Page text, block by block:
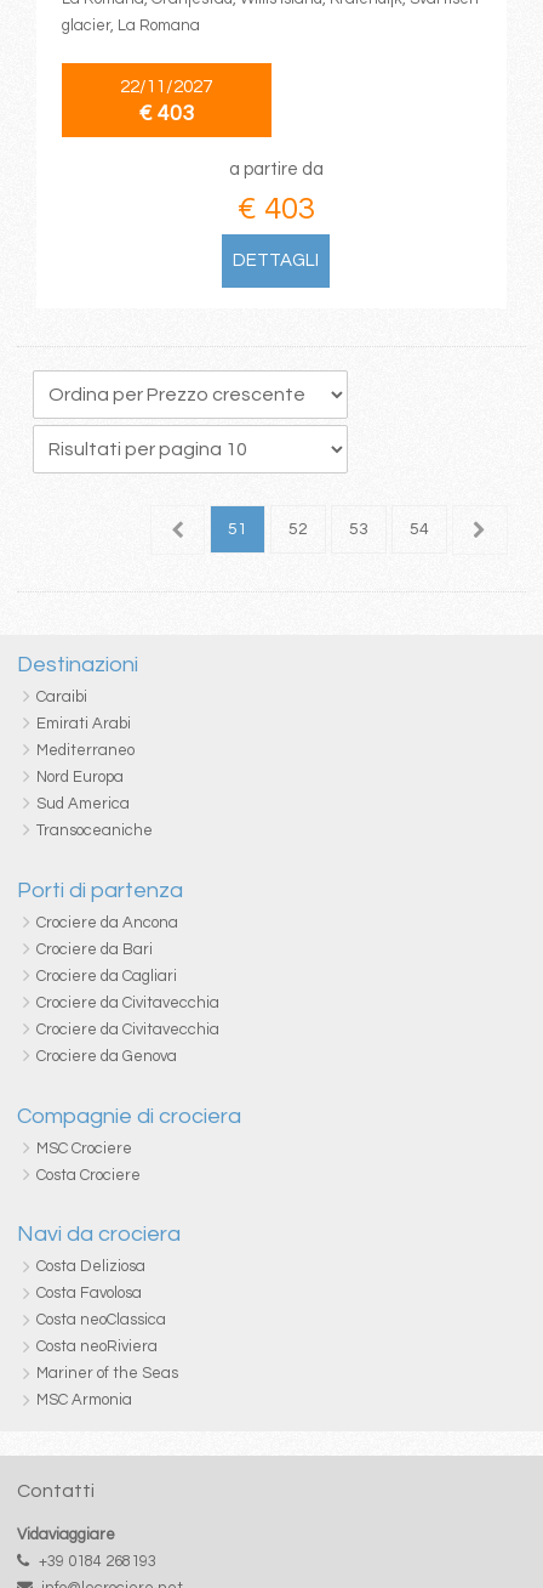
glacier, La Romana
22/11/2027
€ 403
a partire da
€ 403
DETTAGLI
50 51 52 53 54 55
Destinazioni
Caraibi
Emirati Arabi
Mediterraneo
Nord Europa
Sud America
Transoceaniche
Porti di partenza
Crociere da Ancona
Crociere da Bari
Crociere da Cagliari
Crociere da Civitavecchia
Crociere da Civitavecchia
Crociere da Genova
Compagnie di crociera
MSC Crociere
Costa Crociere
Navi da crociera
Costa Deliziosa
Costa Favolosa
Costa neoClassica
Costa neoRiviera
Mariner of the Seas
MSC Armonia
Contatti
Vidaviaggiare
+39 0184 268193